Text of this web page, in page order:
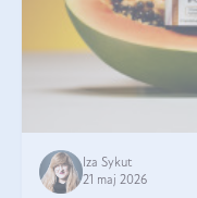
Iza Sykut
21 maj 2026